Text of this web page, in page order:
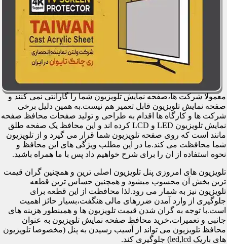
معمولا شرکت ها،صفحه نمایش تلویزیون شما را گارانتی نمی کنند و
صفحه نمایش تلویزیون قابل تعمیر هم نیست.به همین دلیل برخی
شرکت ها و کارگاه ها اقدام به طراحی و تولید صفحات محافظ صفحه
نمایش تلویزیون LED و LCD کرده اند و این محافظ یک صفحه طلق
مانند است که روی صفحه تلویزیون شما قرار می گیرد و از تلویزیون
شما محافظت می کند.ما در این مطلب ویژگی های این محافظ و
نحوه استفاده از ان را برای شرح خواهیم داد پس با ما همراه باشید.
تلویزیون های امروزی پنل تلویزیون اصلی ترین و همچنین گران قیمت
ترین بخش آن محسوب میشود و همچنین حساس ترین قطعه
تلویزیون نیز به شمار می رود.لذا محافظت از این قطعه برای
جلوگیری از وارد آمدن ضررهای مالی هنگفت،بسیار حائز اهمیت
است.با توجه به گران شدن قیمت تلویزیون ها و همینطور هزینه های
جانبی و تعمیرات،خرید محافظ صفحه نمایش تلویزیون به عنوان
محافظ تلویزیون می تواند از آسیب رسیدن به پنل (مخصوصا تلویزیون
های باریک led,lcd) جلوگیری کند.